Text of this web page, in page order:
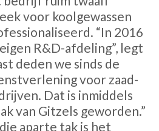
voor koolgewassen
“In 2016
R&D-afdeling”, legt
deden we sinds de
voor zaad-
Dat is inmiddels
van Gitzels geworden.”
aparte tak is het